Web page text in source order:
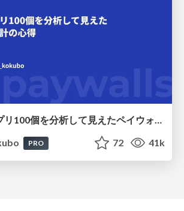
世界の人気アプリ100個を分析して見えたペイウォール設計の心得
PRO 72 41k